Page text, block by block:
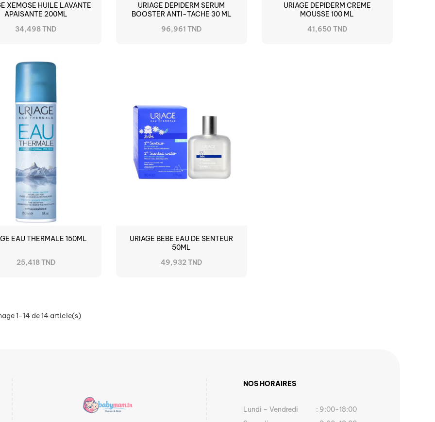
XEMOSE HUILE LAVANTE
APAISANTE 200ML
34,498 TND
URIAGE DEPIDERM SERUM
BOOSTER ANTI-TACHE 30 ML
96,961 TND
URIAGE DEPIDERM CREME
MOUSSE 100 ML
41,650 TND
EAU THERMALE 150ML
25,418 TND
URIAGE BEBE EAU DE SENTEUR
50ML
49,932 TND
1-14 de 14 article(s)
NOS HORAIRES
Lundi – Vendredi
: 9:00-18:00